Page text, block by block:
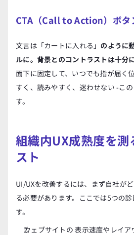
CTA（Call to Action）ボタ
文言は「カートに入れる」 のように
ルに。背景とのコントラストは十分
面下に固定して、いつでも指が届く
すく、読みやすく、迷わせない -こ
す。
組織内UX成熟度を測
スト
UI/UXを改善するには、まず自社が
る必要があります。ここでは5つの
す。
ウェブサイトの 表示速度やレイ